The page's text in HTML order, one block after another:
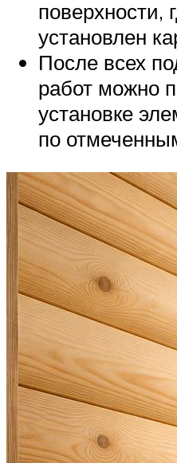
поверхности,
установлен
После всех
работ можно
установке
по